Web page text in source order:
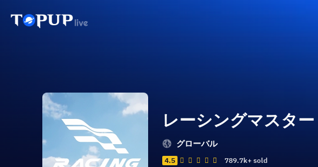
レーシングマスター
グローバル
4.5 789.7k+ sold